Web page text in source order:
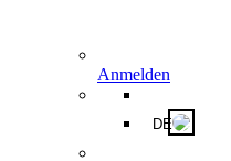
Anmelden
DE